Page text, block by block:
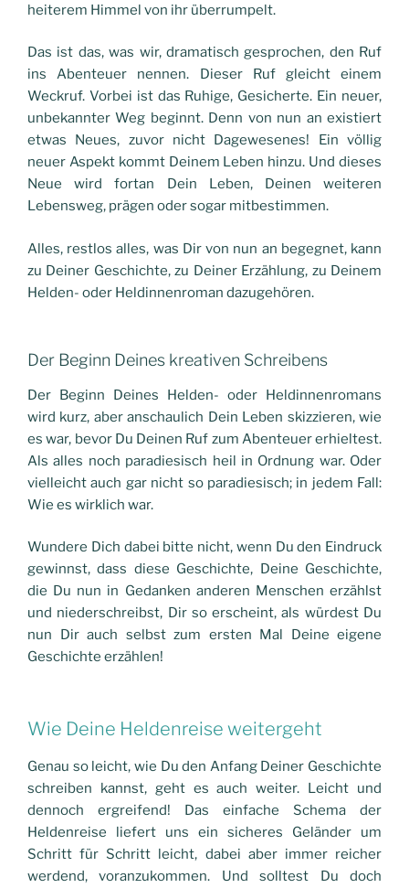
heiterem Himmel von ihr überrumpelt.
Das ist das, was wir, dramatisch gesprochen, den Ruf
ins Abenteuer nennen. Dieser Ruf gleicht einem
Weckruf. Vorbei ist das Ruhige, Gesicherte. Ein neuer,
unbekannter Weg beginnt. Denn von nun an existiert
etwas Neues, zuvor nicht Dagewesenes! Ein völlig
neuer Aspekt kommt Deinem Leben hinzu. Und dieses
Neue wird fortan Dein Leben, Deinen weiteren
Lebensweg, prägen oder sogar mitbestimmen.
Alles, restlos alles, was Dir von nun an begegnet, kann
zu Deiner Geschichte, zu Deiner Erzählung, zu Deinem
Helden- oder Heldinnenroman dazugehören.
Der Beginn Deines kreativen Schreibens
Der Beginn Deines Helden- oder Heldinnenromans
wird kurz, aber anschaulich Dein Leben skizzieren, wie
es war, bevor Du Deinen Ruf zum Abenteuer erhieltest.
Als alles noch paradiesisch heil in Ordnung war. Oder
vielleicht auch gar nicht so paradiesisch; in jedem Fall:
Wie es wirklich war.
Wundere Dich dabei bitte nicht, wenn Du den Eindruck
gewinnst, dass diese Geschichte, Deine Geschichte,
die Du nun in Gedanken anderen Menschen erzählst
und niederschreibst, Dir so erscheint, als würdest Du
nun Dir auch selbst zum ersten Mal Deine eigene
Geschichte erzählen!
Wie Deine Heldenreise weitergeht
Genau so leicht, wie Duden Anfang Deiner Geschichte
schreiben kannst, geht es auch weiter. Leicht und
dennoch ergreifend! Das einfache Schema der
Heldenreise liefert uns ein sicheres Geländer um
Schritt für Schritt leicht, dabei aber immer reicher
werdend, voranzukommen. Und solltest Du doch